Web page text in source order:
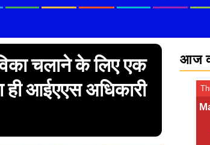
चलाने के लिए एक
ही आईएएस अधिकारी
आज